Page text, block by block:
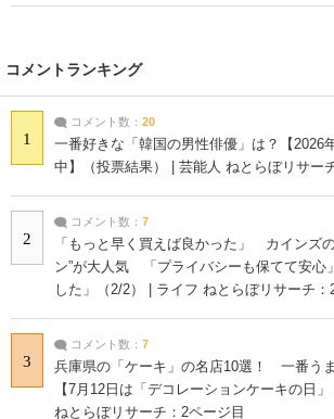
コメントランキング
1
コメント数： 20
一番好きな「韓国の男性俳優」は？【2026
中】（投票結果） | 芸能人 ねとらぼリサー
2
コメント数： 7
「もっと早く買えば良かった」 カインズ
ン”が大人気 「プライバシーも保てて安心
した」（2/2） | ライフ ねとらぼリサーチ：
3
コメント数： 7
兵庫県の「ケーキ」の名店10選！ 一番う
【7月12日は「デコレーションケーキの日
ねとらぼリサーチ：2ページ目